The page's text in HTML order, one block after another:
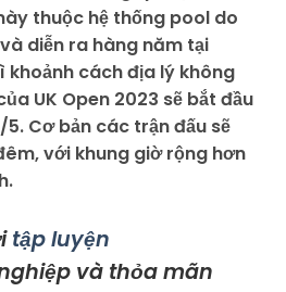
thuộc hệ thống pool do
diễn ra hàng năm tại
khoảnh cách địa lý không
UK Open 2023 sẽ bắt đầu
Cơ bản các trận đấu sẽ
với khung giờ rộng hơn
tập luyện
và thỏa mãn